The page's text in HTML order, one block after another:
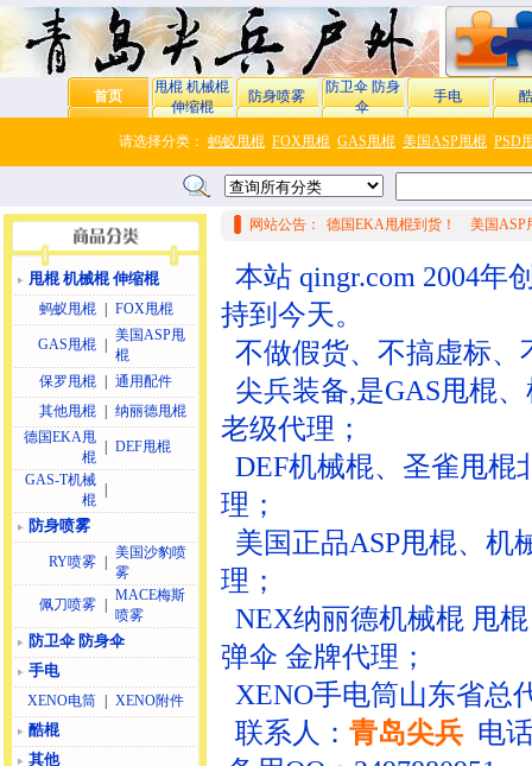
首页
甩棍 机械棍
伸缩棍
防身喷雾
防卫伞 防身
伞
手电
请选择分类： 蚂蚁甩棍 FOX甩棍 GAS甩棍 美国ASP甩棍 PSD
甩棍 机械棍 伸缩棍
蚂蚁甩棍 FOX甩棍
GAS甩棍
美国ASP甩
棍
保罗甩棍
通用配件
其他甩棍
纳丽德甩棍
德国EKA甩
棍
DEF甩棍
GAS-T机械
棍
防身喷雾
RY喷雾
美国沙豹喷
雾
佩刀喷雾
MACE梅斯
喷雾
防卫伞 防身伞
手电
XENO电筒 XENO附件
酷棍
其他
网站公告： 德国EKA甩棍到货！ 美国ASP
本站 qingr.com 2004年
持到今天。
不做假货、不搞虚标
尖兵装备,是GAS甩棍
老级代理；
DEF机械棍、圣雀甩
理；
美国正品ASP甩棍、
理；
NEX纳丽德机械棍 甩
弹伞 金牌代理；
XENO手电筒山东省总
联系人： 青岛尖兵 电